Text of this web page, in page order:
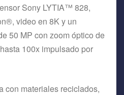
Sony LYTIA™ 828,
video en 8K y un
50 MP con zoom óptico de
100x impulsado por
con materiales reciclados,